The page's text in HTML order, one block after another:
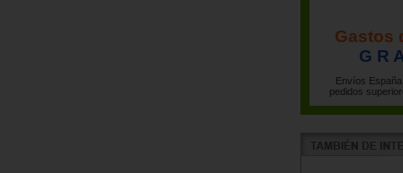
Gastos
G R
Envíos
pedidos